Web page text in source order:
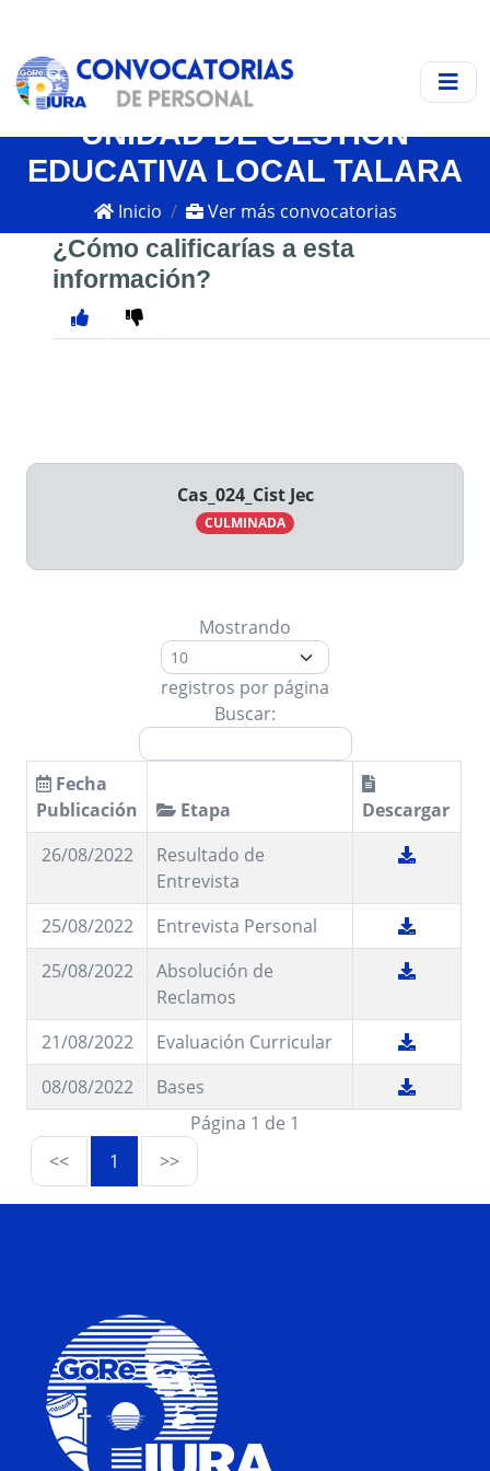
UNIDAD DE GESTIÓN
EDUCATIVA LOCAL TALARA
Inicio Ver más convocatorias
¿Cómo calificarías a esta
información?
Cas_024_Cist Jec
CULMINADA
Mostrando
registros por página
Buscar:
Fecha
Publicación
Etapa
Descargar
26/08/2022
Resultado de
Entrevista
25/08/2022
Entrevista Personal
25/08/2022
Absolución de
Reclamos
21/08/2022
Evaluación Curricular
08/08/2022
Bases
Página 1 de 1
<<
1 >>